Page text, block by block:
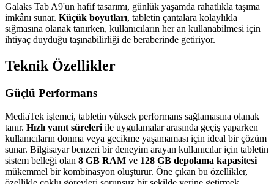
Galaks Tab A9'un hafif tasarımı, günlük yaşamda rahatlıkla taşıma
imkânı sunar. Küçük boyutları, tabletin çantalara kolaylıkla
sığmasına olanak tanırken, kullanıcıların her an kullanabilmesi için
ihtiyaç duyduğu taşınabilirliği de beraberinde getiriyor.
Teknik Özellikler
Güçlü Performans
MediaTek işlemci, tabletin yüksek performans sağlamasına olanak
tanır. Hızlı yanıt süreleriile uygulamalar arasında geçiş yaparken
kullanıcıların donma veya gecikme yaşamaması için ideal bir çözüm
sunar. Bilgisayar benzeri bir deneyim arayan kullanıcılar için tabletin
sistem belleği olan 8 GB RAM ve 128 GB depolama kapasitesi
mükemmel bir kombinasyon oluşturur. Öne çıkan bu özellikler,